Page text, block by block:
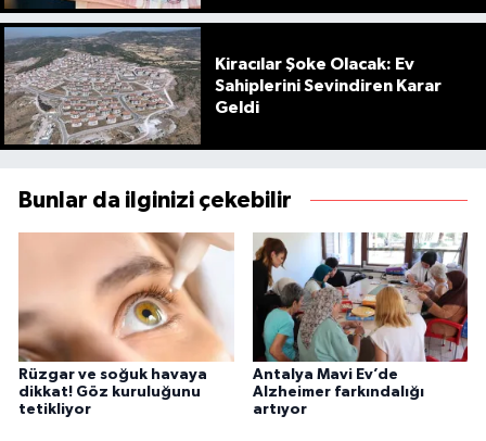
Kiracılar Şoke Olacak: Ev
Sahiplerini Sevindiren Karar
Geldi
Bunlar da ilginizi çekebilir
Rüzgar ve soğuk havaya
dikkat! Göz kuruluğunu
tetikliyor
Antalya Mavi Ev’de
Alzheimer farkındalığı
artıyor